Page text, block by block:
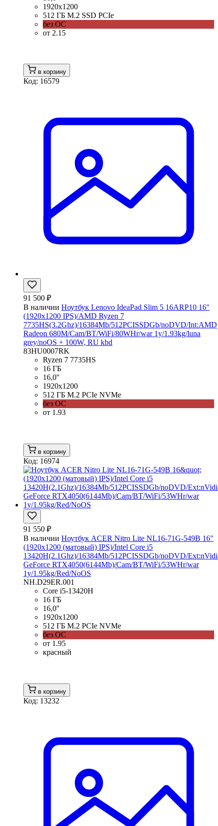
1920x1200
512 ГБ M.2 SSD PCIe
без ОС
от 2.15
в корзину
Код: 16579
91 500 ₽
В наличии Ноутбук Lenovo IdeaPad Slim 5 16ARP10 16"
(1920x1200 IPS)/AMD Ryzen 7
7735HS(3.2Ghz)/16384Mb/512PCISSDGb/noDVD/Int:AMD
Radeon 680M/Cam/BT/WiFi/80WHr/war 1y/1.93kg/luna
grey/noOS + 100W, RU kbd
83HU0007RK
Ryzen 7 7735HS
16 ГБ
16,0''
1920x1200
512 ГБ M.2 PCIe NVMe
без ОС
от 1.93
в корзину
Код: 16974
91 550 ₽
В наличии Ноутбук ACER Nitro Lite NL16-71G-549B 16"
(1920x1200 (матовый) IPS)/Intel Core i5
13420H(2.1Ghz)/16384Mb/512PCISSDGb/noDVD/
GeForce RTX4050(6144Mb)/Cam/BT/WiFi/53WHr/war
1y/1.95kg/Red/NoOS
NH.D29ER.001
Core i5-13420H
16 ГБ
16,0''
1920x1200
512 ГБ M.2 PCIe NVMe
без ОС
от 1.95
красный
в корзину
Код: 13232